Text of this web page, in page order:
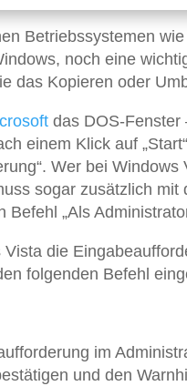
Betriebssystemen wie
noch eine
das Kopieren oder
das DOS-Fenster
einem Klick auf
Wer bei
sogar zusätzlich
Befehl „Als
Vista die
folgenden Befehl
im
und den